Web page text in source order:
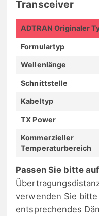
Transceiver
ADTRAN Originaler
Formulartyp
Wellenlänge
Schnittstelle
Kabeltyp
TX Power
Kommerzieller
Temperaturbereich
Passen Sie bitte
verwenden Sie
entsprechendes